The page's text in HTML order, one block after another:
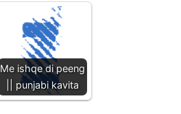
Me ishqe di peeng
|| punjabi kavita